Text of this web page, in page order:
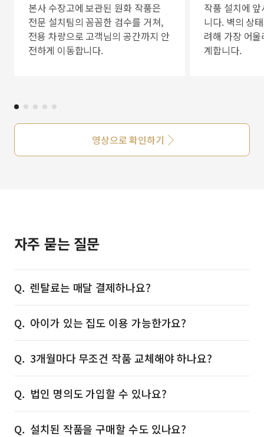
본사 수장고에 보관된 원화 작품은
전문 설치팀의 꼼꼼한 검수를 거쳐,
전용 차량으로 고객님의 공간까지 안
전하게 이동합니다.
작품 설치에
니다. 벽의 상
려해 가장 어
계합니다.
영상으로 확인하기
자주 묻는 질문
렌탈료는 매달 결제하나요?
아이가 있는 집도 이용 가능한가요?
3개월마다 무조건 작품 교체해야 하나요?
법인 명의도 가입할 수 있나요?
설치된 작품을 구매할 수도 있나요?